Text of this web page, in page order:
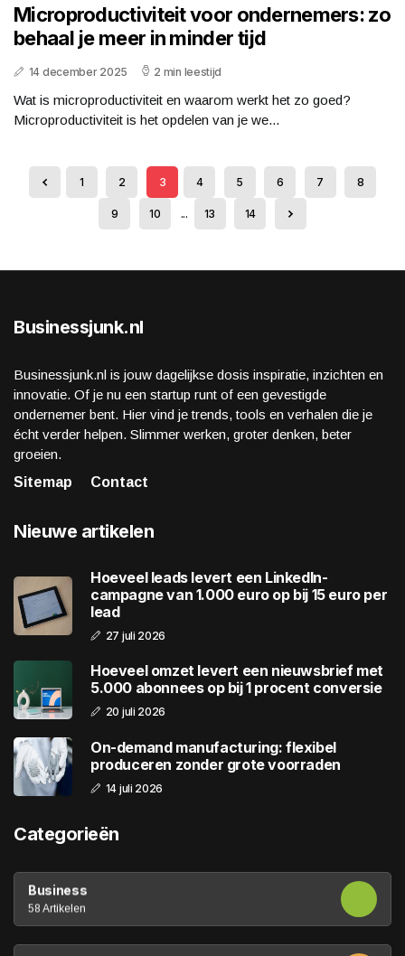
Microproductiviteit voor ondernemers: zo
behaal je meer in minder tijd
14 december 2025 2 min leestijd
Wat is microproductiviteit en waarom werkt het zo goed?
Microproductiviteit is het opdelen van je we...
1 2 3 4 5 6 7 8
9 10 ... 13 14
Businessjunk.nl
Businessjunk.nl is jouw dagelijkse dosis inspiratie, inzichten en
innovatie. Of je nu een startup runt of een gevestigde
ondernemer bent. Hier vind je trends, tools en verhalen die je
écht verder helpen. Slimmer werken, groter denken, beter
groeien.
Sitemap
Contact
Nieuwe artikelen
Hoeveel leads levert een LinkedIn-
campagne van 1.000 euro op bij 15 euro per
lead
27 juli 2026
Hoeveel omzet levert een nieuwsbrief met
5.000 abonnees op bij 1 procent conversie
20 juli 2026
On-demand manufacturing: flexibel
produceren zonder grote voorraden
14 juli 2026
Categorieën
Business
58 Artikelen